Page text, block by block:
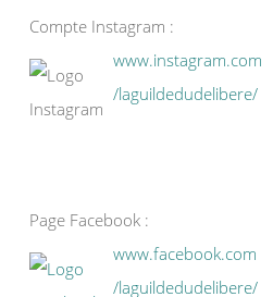
Compte Instagram :
www.instagram.com
/laguildedudelibere/
Page Facebook :
www.facebook.com
/laguildedudelibere/